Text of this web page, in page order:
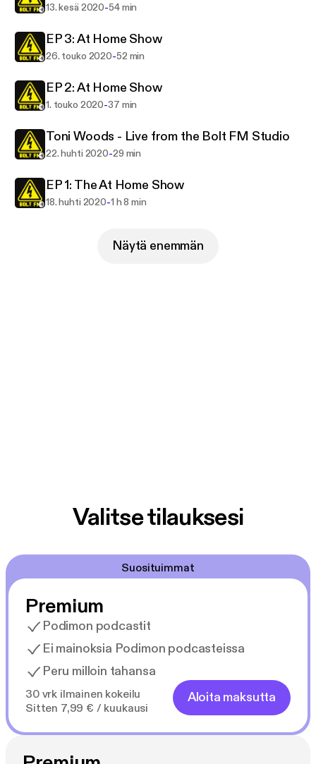
13. kesä 2020-54 min
EP 3: At Home Show
26. touko 2020-52 min
EP 2: At Home Show
1. touko 2020-37 min
Toni Woods - Live from the Bolt FM Studio
22. huhti 2020-29 min
EP 1: The At Home Show
18. huhti 2020-1 h 8 min
Näytä enemmän
Valitse tilauksesi
Suosituimmat
Premium
Podimon podcastit
Ei mainoksia Podimon podcasteissa
Peru milloin tahansa
30 vrk ilmainen kokeilu
Sitten 7,99 € / kuukausi
Aloita maksutta